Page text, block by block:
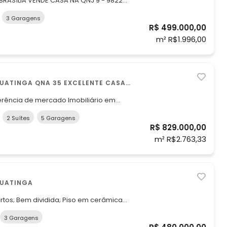
3 Garagens
R$ 499.000,00
m² R$1.996,00
CASA
de mercado Imobiliário em
2 Suítes 5 Garagens
R$ 829.000,00
m² R$2.763,33
Bem dividida; Piso em cerâmica
sala, cozinha e área se serviço;
3 Garagens